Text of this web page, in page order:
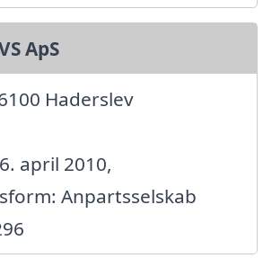
ApS
Haderslev
april 2010,
Anpartsselskab